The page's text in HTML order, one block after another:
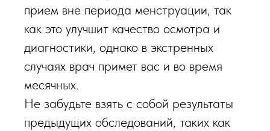
прием вне периода менструации, так
как это улучшит качество осмотра и
диагностики, однако в экстренных
случаях врач примет вас и во время
месячных.
Не забудьте взять с собой результаты
предыдущих обследований, таких как